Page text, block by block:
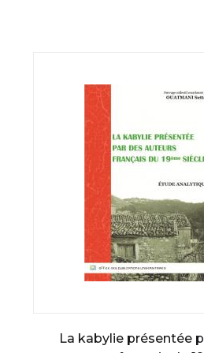
La kabylie présentée